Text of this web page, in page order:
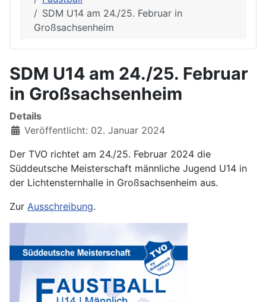
SDM U14 am 24./25. Februar in
Großsachsenheim
SDM U14 am 24./25. Februar
in Großsachsenheim
Details
Veröffentlicht: 02. Januar 2024
Der TVO richtet am 24./25. Februar 2024 die
Süddeutsche Meisterschaft männliche Jugend U14 in
der Lichtensternhalle in Großsachsenheim aus.
Zur Ausschreibung.